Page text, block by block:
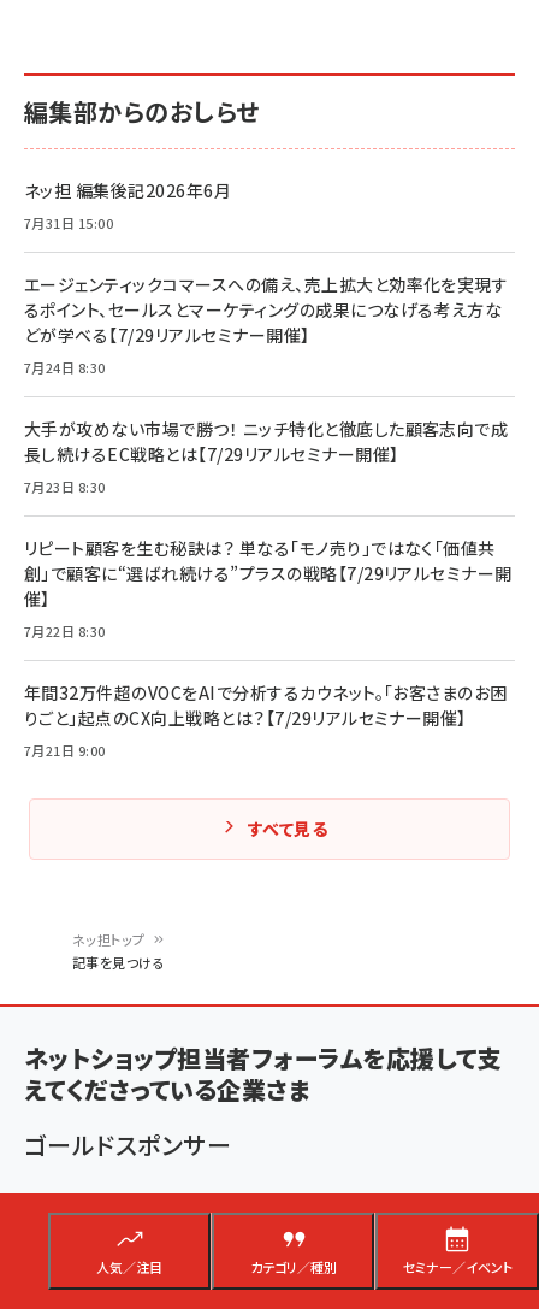
人気／注目 カテゴリ／種別 セミナー／イベント
く
ず
ネッ担トップ
記事を見つける
編集部からのおしらせ
ネッ担 編集後記2026年6月
7月31日 15:00
エージェンティックコマースへの備え、売上拡大と効率化を実現す
るポイント、セールスとマーケティングの成果につなげる考え方な
どが学べる【7/29リアルセミナー開催】
7月24日 8:30
大手が攻めない市場で勝つ！ ニッチ特化と徹底した顧客志向で成
長し続けるEC戦略とは【7/29リアルセミナー開催】
7月23日 8:30
リピート顧客を生む秘訣は？ 単なる「モノ売り」ではなく「価値共
創」で顧客に“選ばれ続ける”プラスの戦略【7/29リアルセミナー開
催】
7月22日 8:30
年間32万件超のVOCをAIで分析するカウネット。「お客さまのお困
りごと」起点のCX向上戦略とは？【7/29リアルセミナー開催】
7月21日 9:00
すべて見る
ネットショップ担当者フォーラムを応援して支
えてくださっている企業さま
ゴールドスポンサー